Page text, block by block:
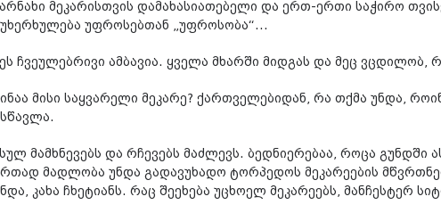
მეკარისთვის დამახასიათებელი და ერთ-ერთი საჭირო
უფროსებთან „უფროსობა“...
ჩვეულებრივი ამბავია. ყველა მხარში მიდგას და მეც ვცდილობ,
მისი საყვარელი მეკარე? ქართველებიდან, რა თქმა უნდა,
მამხნევებს და რჩევებს მაძლევს. ბედნიერებაა, როცა გუნდში
მადლობა უნდა გადავუხადო ტორპედოს მეკარეების
კახა ჩხეტიანს. რაც შეეხება უცხოელ მეკარეებს, მანჩესტერ